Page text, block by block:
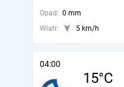
Opad: 0 mm
Wiatr:
5 km/h
04:00
15°C